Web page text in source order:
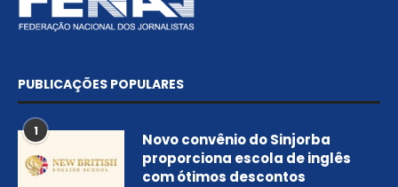
PUBLICAÇÕES POPULARES
1
Novo convênio do Sinjorba
proporciona escola de inglês
com ótimos descontos